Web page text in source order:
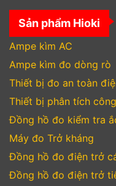
Sản phẩm Hioki
Ampe kìm AC
Ampe kìm đo dòng rò
Thiết bị đo an toàn
Thiết bị phân tích
Đồng hồ đo kiểm tra
Máy đo Trở kháng
Đồng hồ đo điện trở
Đồng hồ đo điện trở